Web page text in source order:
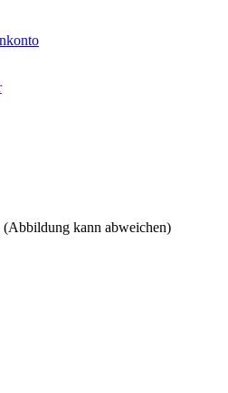
(Abbildung kann abweichen)